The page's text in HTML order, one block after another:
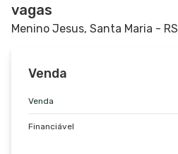
vagas
Menino Jesus, Santa Maria - RS
Venda
Venda
Financiável